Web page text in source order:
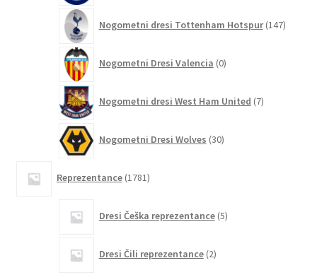
Nogometni dresi Tottenham Hotspur 147
Nogometni Dresi Valencia 0izdelkov
Nogometni dresi West Ham United 7izdelkov
Nogometni Dresi Wolves 30izdelkov
Reprezentance 1781izdelkov
Dresi Češka reprezentance 5izdelkov
Dresi Čili reprezentance 2izdelka